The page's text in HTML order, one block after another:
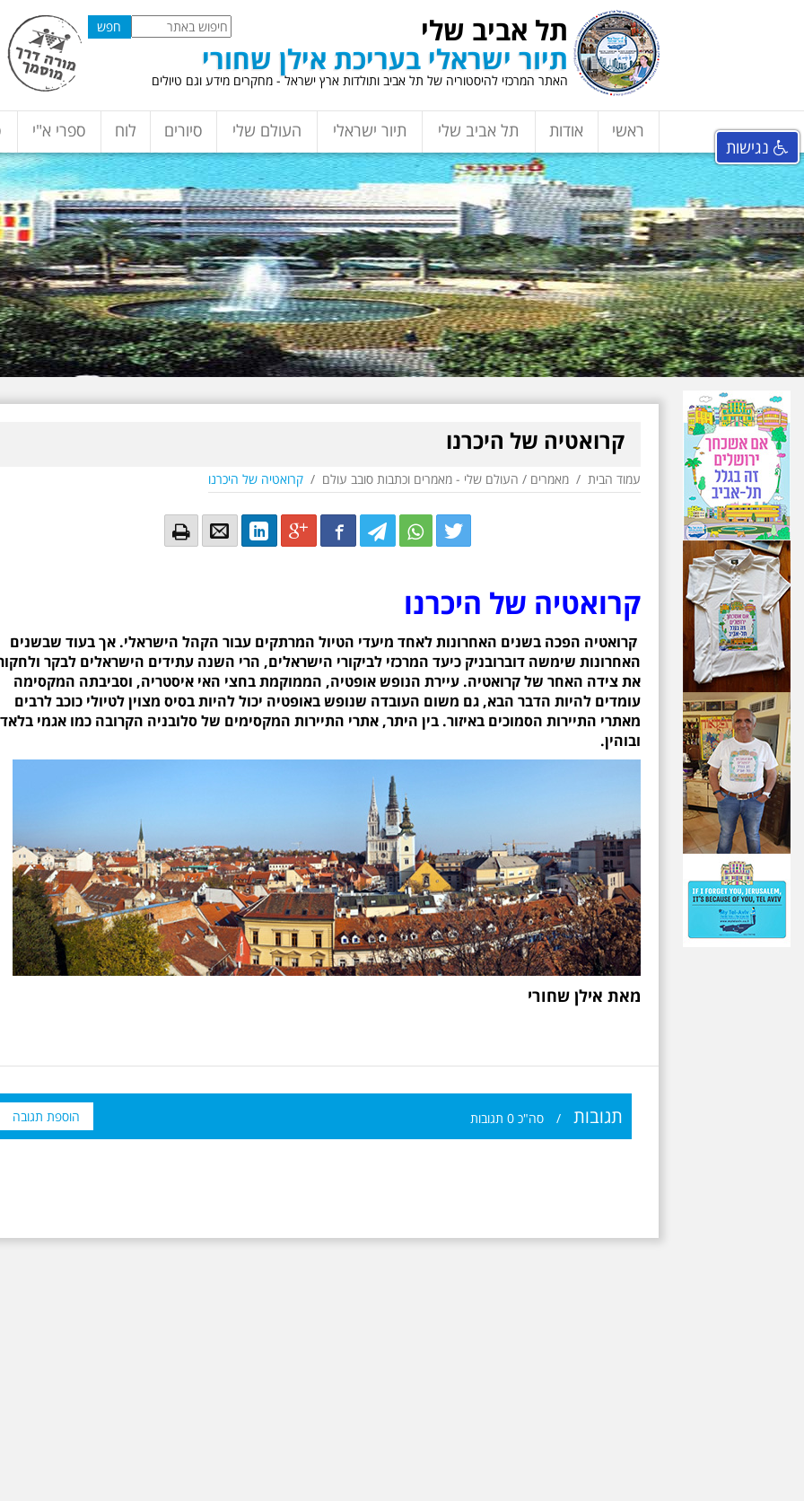
תל אביב שלי
תיור ישראלי בעריכת אילן שחורי
האתר המרכזי להיסטוריה של תל אביב ותולדות ארץ ישראל - מחקרים מידע וגם טיולים
ראשי אודות תל אביב שלי תיור ישראלי העולם שלי סיורים לוח ספרי א"י
קרואטיה של היכרנו
עמוד הבית / מאמרים / העולם שלי - מאמרים וכתבות סובב עולם / קרואטיה של היכרנו
Twitter
Twitter
Twitter
Facebook
Google+
LinkedIn
Email
Email
קרואטיה של היכרנו
קרואטיה הפכה בשנים האחרונות לאחד מיעדי הטיול המרתקים עבור הקהל הישראלי. אך בעוד שבשנים
האחרונות שימשה דוברובניק כיעד המרכזי לביקורי הישראלים, הרי השנה עתידים הישראלים לבקר
את צידה האחר של קרואטיה. עיירת הנופש אופטיה, הממוקמת בחצי האי איסטריה, וסביבתה המקסימה
עומדים להיות הדבר הבא, גם משום העובדה שנופש באופטיה יכול להיות בסיס מצוין לטיולי כוכב לרבים
מאתרי התיירות הסמוכים באיזור. בין היתר, אתרי התיירות המקסימים של סלובניה הקרובה כמו אגמי בלאד
ובוהין.
מאת אילן שחורי
תגובות / סה"כ 0 תגובות הוספת תגובה
נגישות